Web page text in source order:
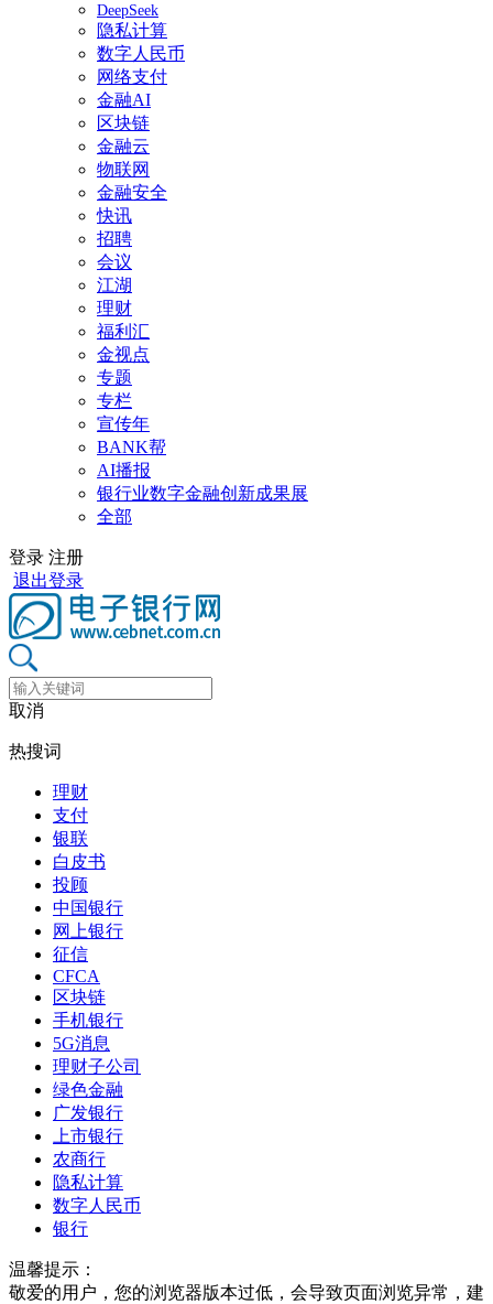
DeepSeek
隐私计算
数字人民币
网络支付
金融AI
区块链
金融云
物联网
金融安全
快讯
招聘
会议
江湖
理财
福利汇
金视点
专题
专栏
宣传年
BANK帮
AI播报
银行业数字金融创新成果展
全部
登录 注册
退出登录
取消
热搜词
理财
支付
银联
白皮书
投顾
中国银行
网上银行
征信
CFCA
区块链
手机银行
5G消息
理财子公司
绿色金融
广发银行
上市银行
农商行
隐私计算
数字人民币
银行
温馨提示：
敬爱的用户，您的浏览器版本过低，会导致页面浏览异常，建